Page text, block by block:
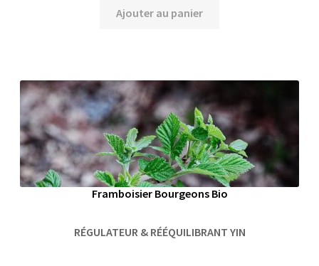
Ajouter au panier
Framboisier Bourgeons Bio
RÉGULATEUR & RÉÉQUILIBRANT YIN